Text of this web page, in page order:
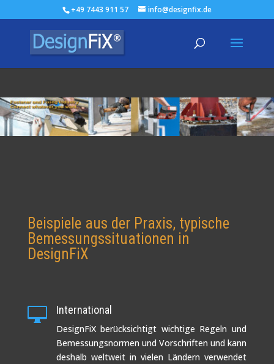
+49 7443 911 57 info@designfix.de
Beispiele aus der Praxis, typische
Bemessungssituationen in
DesignFiX
 International
DesignFiX berücksichtigt wichtige Regeln und
Bemessungsnormen und Vorschriften und kann
deshalb weltweit in vielen Ländern verwendet